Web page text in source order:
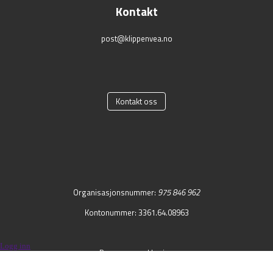
Kontakt
post@klippenvea.no
Kontakt oss
Organisasjonsnummer: 975 846 962
Kontonummer: 3361.64.08963
Personvernerklæring
Logg inn